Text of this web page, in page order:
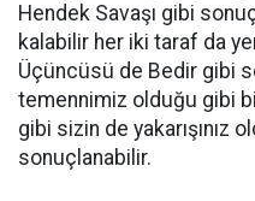
Hendek Savaşı gibi
kalabilir her iki taraf da
Üçüncüsü de Bedir gibi
temennimiz olduğu gibi
gibi sizin de yakarışınız
sonuçlanabilir.